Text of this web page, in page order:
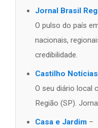
Jornal Brasil
O pulso do país
nacionais,
credibilidade.
Castilho
O seu diário local
Região (SP).
Casa e Jardim –